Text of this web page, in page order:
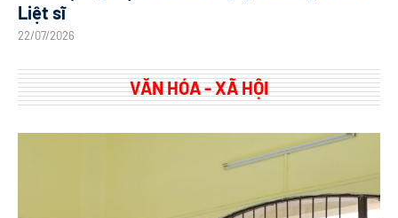
Liệt sĩ
22/07/2026
VĂN HÓA - XÃ HỘI